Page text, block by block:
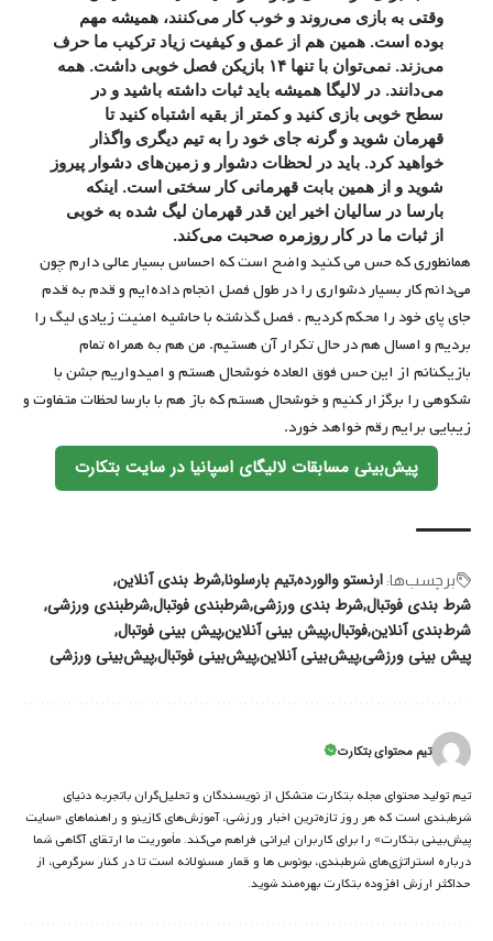
وقتی به بازی می‌روند و خوب کار می‌کنند، همیشه مهم
بوده است. همین هم از عمق و کیفیت زیاد ترکیب ما حرف
می‌زند. نمی‌توان با تنها ۱۴ بازیکن فصل خوبی داشت. همه
می‌دانند. در لالیگا همیشه باید ثبات داشته باشید و در
سطح خوبی بازی کنید و کمتر از بقیه اشتباه کنید تا
قهرمان شوید و گرنه جای خود را به تیم دیگری واگذار
خواهید کرد. باید در لحظات دشوار و زمین‌های دشوار پیروز
شوید و از همین بابت قهرمانی کار سختی است. اینکه
بارسا در سالیان اخیر این قدر قهرمان لیگ شده به خوبی
از ثبات ما در کار روزمره صحبت می‌کند.
همانطوری که حس می کنید واضح است که احساس بسیار عالی دارم چون
می‌دانم کار بسیار دشواری را در طول فصل انجام داده‌ایم و قدم به قدم
جای پای خود را محکم کردیم . فصل گذشته با حاشیه امنیت زیادی لیگ را
بردیم و امسال هم در حال تکرار آن هستیم. من هم به همراه تمام
بازیکنانم از این حس فوق العاده خوشحال هستم و امیدواریم جشن با
شکوهی را برگزار کنیم و خوشحال هستم که باز هم با بارسا لحظات متفاوت و
زیبایی برایم رقم خواهد خورد.
پیش‌بینی مسابقات لالیگای اسپانیا در سایت بتکارت
برچسب‌‌ها: ارنستو والوردهتیم بارسلوناشرط بندی آنلاین
شرط بندی فوتبالشرط بندی ورزشیشرطبندی فوتبالشرطبندی ورزشی
شرط‌بندی آنلاینفوتبالپیش بینی آنلاینپیش بینی فوتبال
پیش بینی ورزشیپیش‌بینی آنلاینپیش‌بینی فوتبالپیش‌بینی ورزشی
تیم محتوای بتکارت
تیم تولید محتوای مجله بتکارت متشکل از نویسندگان و تحلیل‌گران باتجربه دنیای
شرط‌بندی است که هر روز تازه‌ترین اخبار ورزشی، آموزش‌های کازینو و راهنماهای «سایت
پیش‌بینی بتکارت» را برای کاربران ایرانی فراهم می‌کند. مأموریت ما ارتقای آگاهی شما
درباره استراتژی‌های شرطبندی، بونوس ها و قمار مسئولانه است تا در کنار سرگرمی، از
حداکثر ارزش افزوده بتکارت بهره‌مند شوید.